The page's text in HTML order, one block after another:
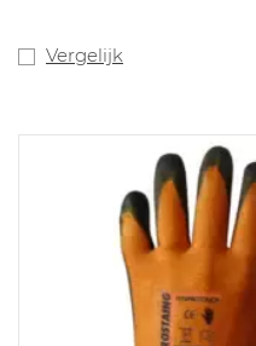
Vergelijk